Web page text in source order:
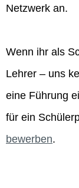
Netzwerk an.
Wenn ihr als
Lehrer – uns
eine Führung
für ein
bewerben.